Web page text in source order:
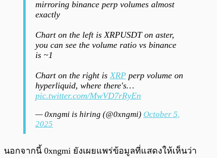
mirroring binance perp volumes almost
exactly
Chart on the left is XRPUSDT on aster,
you can see the volume ratio vs binance
is ~1
Chart on the right isXRP perp volume on
hyperliquid, where there's…
pic.twitter.com/MwVD7rRyEn
— 0xngmi is hiring (@0xngmi) October 5,
2025
นอกจากนี้ 0xngmi ยังเผยแพร่ข้อมูลที่แสดงให้เห็นว่า